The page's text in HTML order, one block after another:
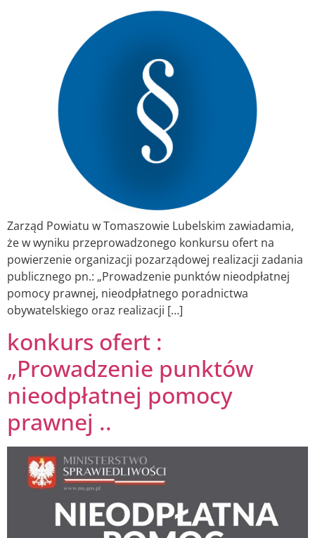
Zarząd Powiatu w Tomaszowie Lubelskim zawiadamia,
że w wyniku przeprowadzonego konkursu ofert na
powierzenie organizacji pozarządowej realizacji zadania
publicznego pn.: „Prowadzenie punktów nieodpłatnej
pomocy prawnej, nieodpłatnego poradnictwa
obywatelskiego oraz realizacji […]
konkurs ofert :
„Prowadzenie punktów
nieodpłatnej pomocy
prawnej ..